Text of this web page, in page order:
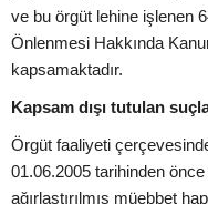
ve bu örgüt lehine işlenen
Önlenmesi Hakkında
kapsamaktadır.
Kapsam dışı tutulan
Örgüt faaliyeti
01.06.2005 tarihinden
ağırlaştırılmış müebbet